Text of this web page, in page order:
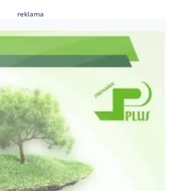
reklama